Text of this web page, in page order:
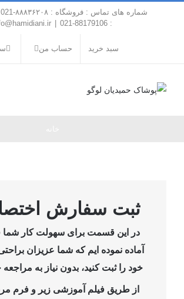
: 88179106-021
سبد خرید حساب من
ثبت سفارش
در این قسمت برای سهولت کار شما
آماده نموده ایم که شما عزیزان
خود را ثبت کنید، بدون نیاز به
از طریق فیلم آموزشی زیر و فرم